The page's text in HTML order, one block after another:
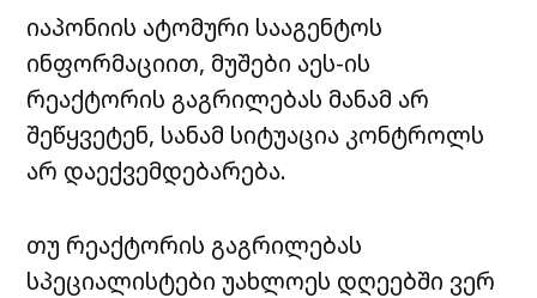
იაპონიის ატომური სააგენტოს
ინფორმაციით, მუშები აეს-ის
რეაქტორის გაგრილებას მანამ არ
შეწყვეტენ, სანამ სიტუაცია კონტროლს
არ დაექვემდებარება.
თუ რეაქტორის გაგრილებას
სპეციალისტები უახლოეს დღეებში ვერ